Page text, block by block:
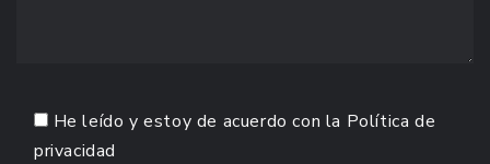
He leído y estoy de acuerdo con la Política de
privacidad